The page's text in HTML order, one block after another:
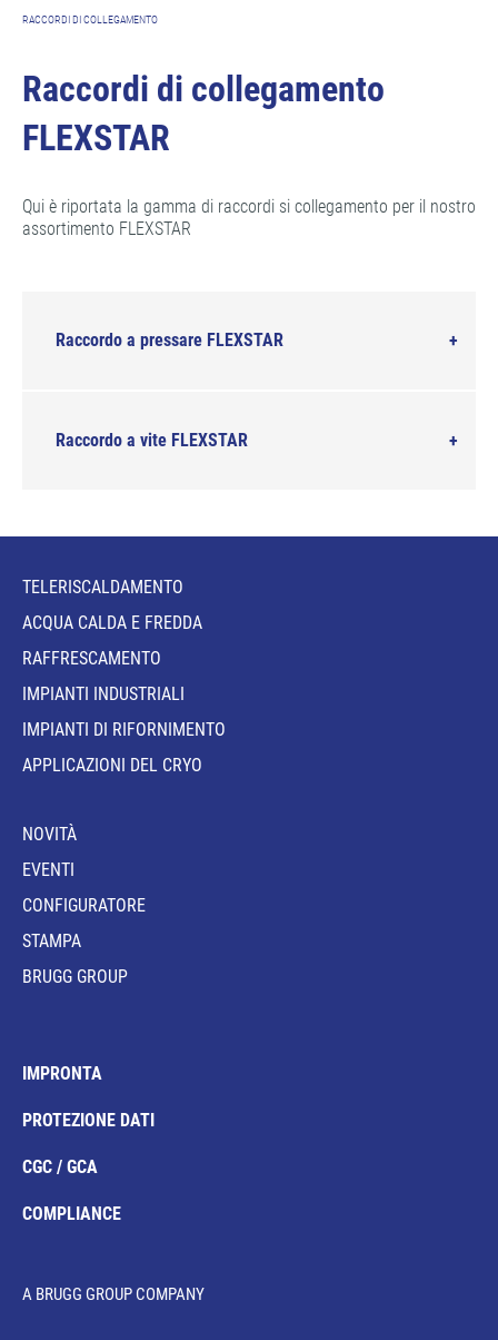
RACCORDI DI COLLEGAMENTO
Raccordi di collegamento
FLEXSTAR
Qui è riportata la gamma di raccordi si collegamento per il nostro
assortimento FLEXSTAR
Raccordo a pressare FLEXSTAR
Raccordo a vite FLEXSTAR
TELERISCALDAMENTO
ACQUA CALDA E FREDDA
RAFFRESCAMENTO
IMPIANTI INDUSTRIALI
IMPIANTI DI RIFORNIMENTO
APPLICAZIONI DEL CRYO
NOVITÀ
EVENTI
CONFIGURATORE
STAMPA
BRUGG GROUP
IMPRONTA
PROTEZIONE DATI
CGC / GCA
COMPLIANCE
A BRUGG GROUP COMPANY